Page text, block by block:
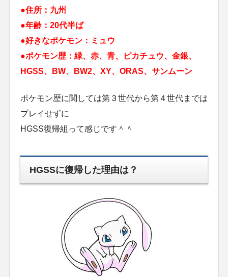
●住所：九州
●年齢：20代半ば
●好きなポケモン：ミュウ
●ポケモン歴：緑、赤、青、ピカチュウ、金銀、
HGSS、BW、BW2、XY、ORAS、サンムーン
ポケモン歴に関しては第３世代から第４世代までは
プレイせずに
HGSS復帰組って感じです＾＾
HGSSに復帰した理由は？